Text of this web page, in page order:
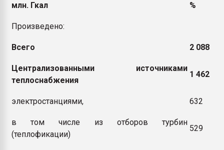
млн. Гкал %
Произведено:
Всего 2 088
Централизованными источниками
теплоснабжения
1 462
электростанциями, 632
в том числе из отборов турбин
(теплофикации)
529